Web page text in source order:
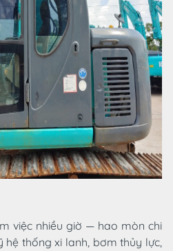
việc nhiều giờ — hao mòn chi
hệ thống xi lanh, bơm thủy lực,